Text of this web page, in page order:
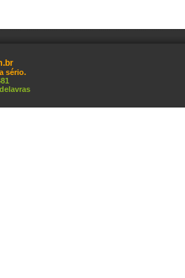
sério.